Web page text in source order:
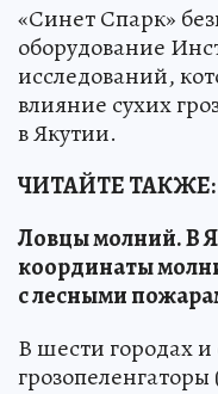
«Синет Спарк»
оборудование
исследований,
влияние сухих
в Якутии.
ЧИТАЙТЕ ТАКЖЕ:
Ловцы молний. В
координаты
с лесными
В шести городах и
грозопеленгаторы